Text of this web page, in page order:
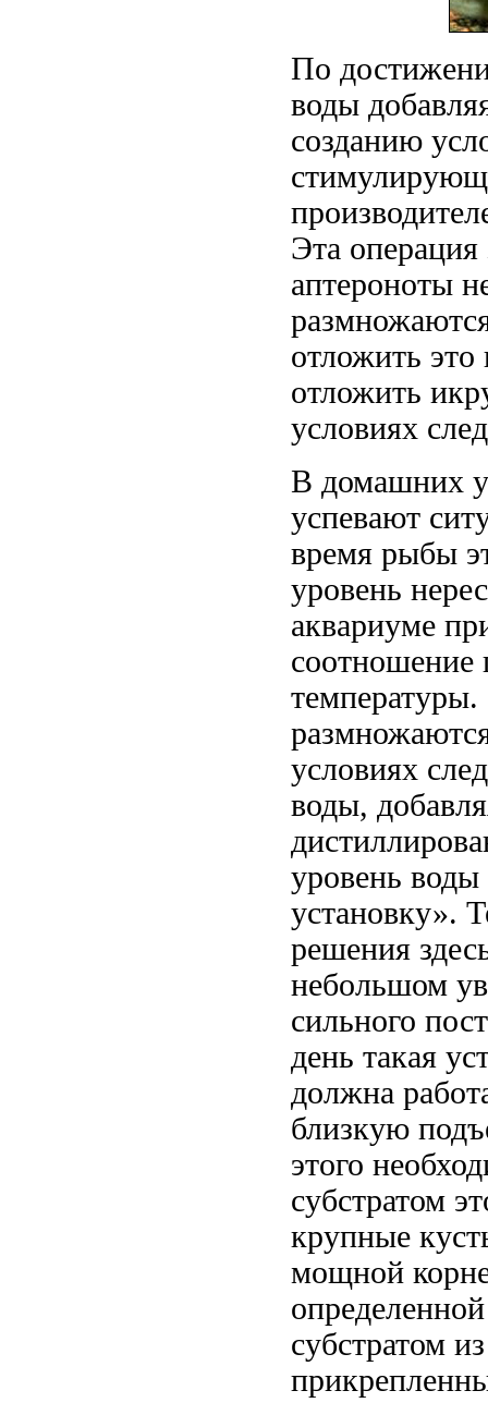
По
воды
созданию
Эта операция
аптероноты
отложить
отложить
условиях
В домашних
успевают
время рыбы
уровень
аквариуме
соотношение
условиях
воды,
уровень воды
установку».
решения
небольшом
сильного
день такая
должна
близкую
этого
субстратом
крупные
мощной
субстратом